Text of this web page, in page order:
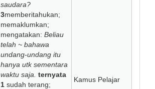
saudara?
3memberitahukan;
memaklumkan;
mengatakan: Beliau
telah ~ bahawa
undang-undang itu
hanya utk sementara
waktu saja. ternyata
1 sudah terang;
Kamus Pelajar